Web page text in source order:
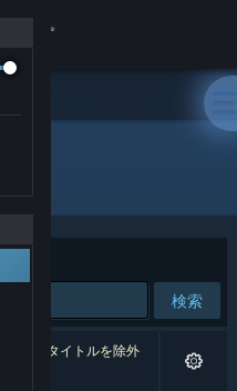
検索
き、5タイトルを除外